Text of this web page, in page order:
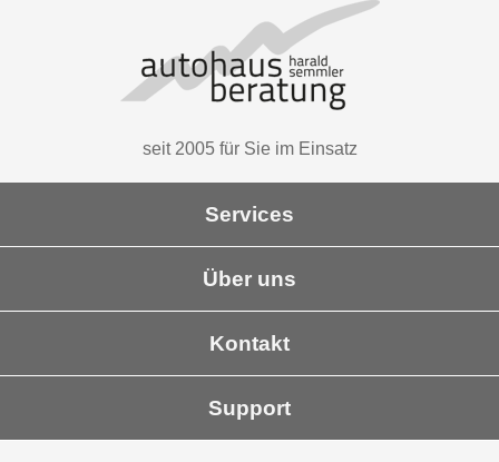
seit 2005 für Sie im Einsatz
Services
Über uns
Kontakt
Support